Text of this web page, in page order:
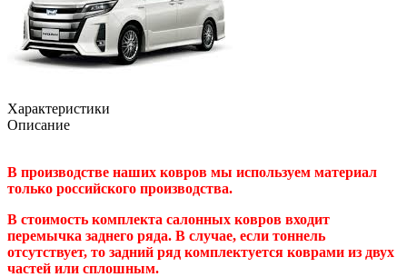
Характеристики
Описание
В производстве наших ковров мы используем материал
только российского производства.
В стоимость комплекта салонных ковров входит
перемычка заднего ряда. В случае, если тоннель
отсутствует, то задний ряд комплектуется коврами из двух
частей или сплошным.